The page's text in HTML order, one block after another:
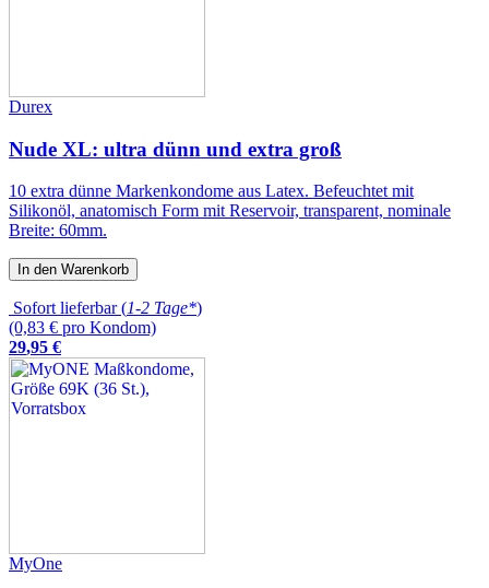
Durex
Nude XL: ultra dünn und extra groß
10 extra dünne Markenkondome aus Latex. Befeuchtet mit
Silikonöl, anatomisch Form mit Reservoir, transparent, nominale
Breite: 60mm.
In den Warenkorb
Sofort lieferbar (1-2 Tage*)
(0,83 € pro Kondom)
29,95 €
MyOne